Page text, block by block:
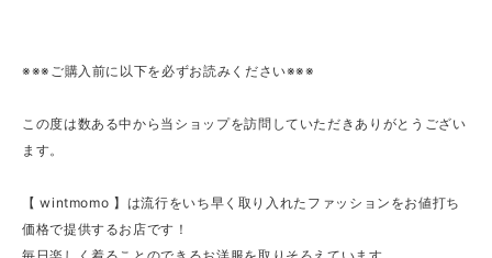
※※※ご購入前に以下を必ずお読みください※※※
この度は数ある中から当ショップを訪問していただきありがとうござい
ます。
【 wintmomo 】は流行をいち早く取り入れたファッションをお値打ち
価格で提供するお店です！